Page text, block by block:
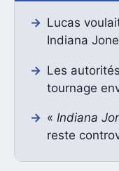
Lucas
Indiana
Les
tournage
« Indiana
reste